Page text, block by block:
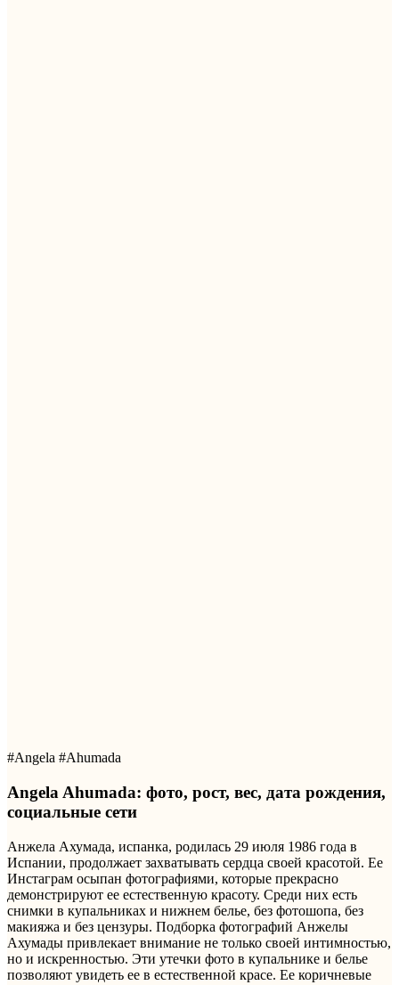
#Angela #Ahumada
Angela Ahumada: фото, рост, вес, дата рождения,
социальные сети
Анжела Ахумада, испанка, родилась 29 июля 1986 года в
Испании, продолжает захватывать сердца своей красотой. Ее
Инстаграм осыпан фотографиями, которые прекрасно
демонстрируют ее естественную красоту. Среди них есть
снимки в купальниках и нижнем белье, без фотошопа, без
макияжа и без цензуры. Подборка фотографий Анжелы
Ахумады привлекает внимание не только своей интимностью,
но и искренностью. Эти утечки фото в купальнике и белье
позволяют увидеть ее в естественной красе. Ее коричневые